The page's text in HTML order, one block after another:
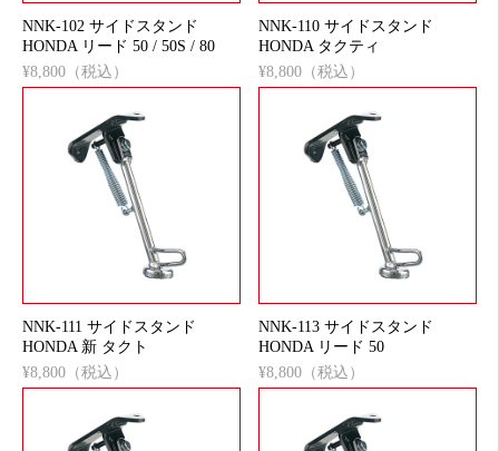
NNK-102 サイドスタンド
HONDA リード 50 / 50S / 80
¥8,800（税込）
NNK-110 サイドスタンド
HONDA タクティ
¥8,800（税込）
NNK-111 サイドスタンド
HONDA 新 タクト
¥8,800（税込）
NNK-113 サイドスタンド
HONDA リード 50
¥8,800（税込）